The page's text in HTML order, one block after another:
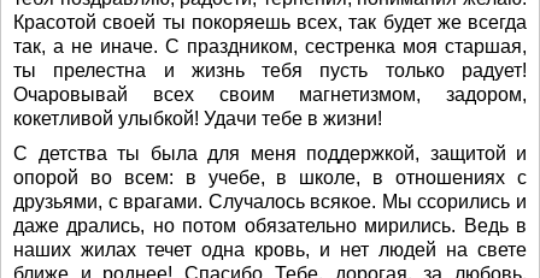
Красотой своей ты покоряешь всех, так будет же всегда
так, а не иначе. С праздником, сестренка моя старшая,
ты прелестна и жизнь тебя пусть только радует!
Очаровывай всех своим магнетизмом, задором,
кокетливой улыбкой! Удачи тебе в жизни!
С детства ты была для меня поддержкой, защитой и
опорой во всем: в учебе, в школе, в отношениях с
друзьями, с врагами. Случалось всякое. Мы ссорились и
даже дрались, но потом обязательно мирились. Ведь в
наших жилах течет одна кровь, и нет людей на свете
ближе и роднее! Спасибо Тебе, дорогая, за любовь,